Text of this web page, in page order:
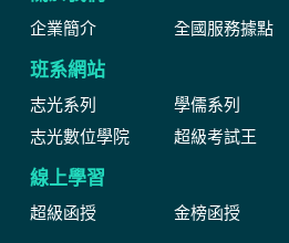
企業簡介 全國服務據點
班系網站
志光系列 學儒系列
志光數位學院
超級考試王
線上學習
超級函授 金榜函授